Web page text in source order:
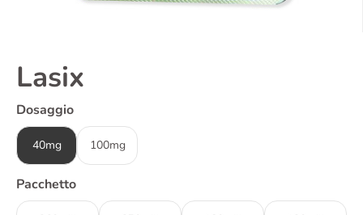
Lasix
Dosaggio
40mg 100mg
Pacchetto